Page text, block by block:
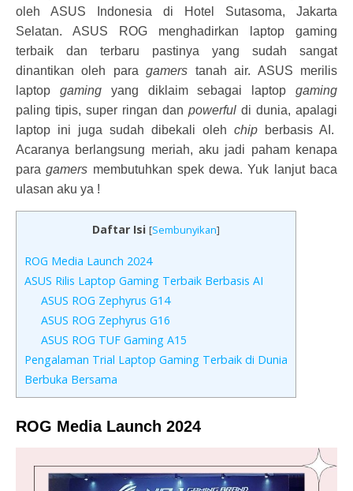
oleh ASUS Indonesia di Hotel Sutasoma, Jakarta
Selatan. ASUS ROG menghadirkan laptop gaming
terbaik dan terbaru pastinya yang sudah sangat
dinantikan oleh paragamers tanah air. ASUS merilis
laptop gamingyang diklaim sebagai laptopgaming
paling tipis, super ringan dan powerful di dunia, apalagi
laptop ini juga sudah dibekali oleh chip berbasis AI.
Acaranya berlangsung meriah, aku jadi paham kenapa
paragamers membutuhkan spek dewa. Yuk lanjut baca
ulasan aku ya !
Daftar Isi [Sembunyikan]
ROG Media Launch 2024
ASUS Rilis Laptop Gaming Terbaik Berbasis AI
ASUS ROG Zephyrus G14
ASUS ROG Zephyrus G16
ASUS ROG TUF Gaming A15
Pengalaman Trial Laptop Gaming Terbaik di Dunia
Berbuka Bersama
ROG Media Launch 2024